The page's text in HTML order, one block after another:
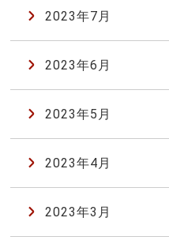
2023年7月
2023年6月
2023年5月
2023年4月
2023年3月